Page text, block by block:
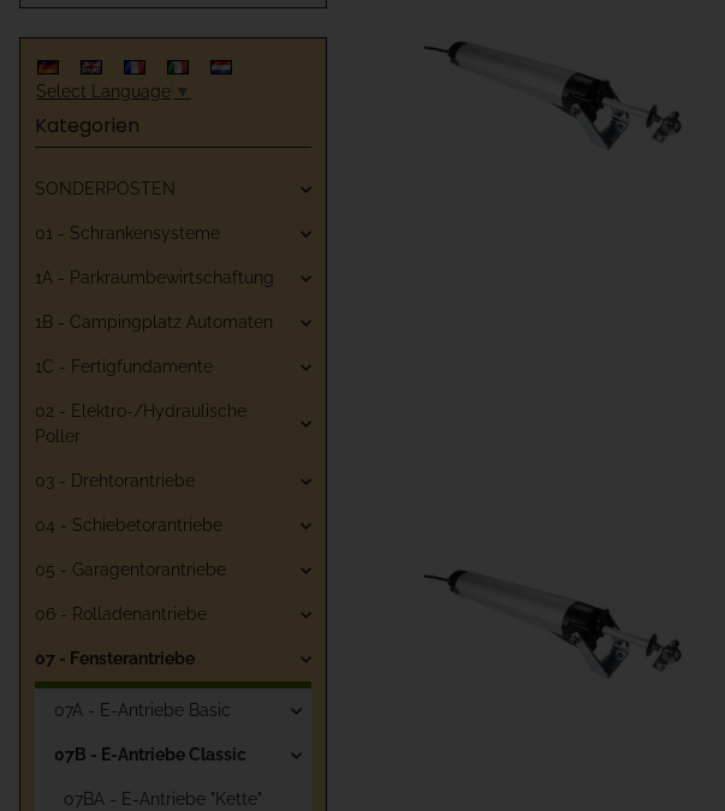
Select Language ▼
Kategorien
SONDERPOSTEN
01 - Schrankensysteme
1A - Parkraumbewirtschaftung
1B - Campingplatz Automaten
1C - Fertigfundamente
02 - Elektro-/Hydraulische
Poller
03 - Drehtorantriebe
04 - Schiebetorantriebe
05 - Garagentorantriebe
06 - Rolladenantriebe
07 - Fensterantriebe
07A - E-Antriebe Basic
07B - E-Antriebe Classic
07BA - E-Antriebe "Kette"